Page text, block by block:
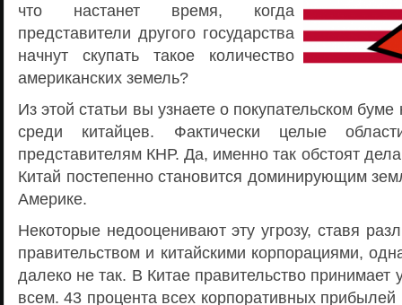
что настанет время, когда
представители другого государства
начнут скупать такое количество
американских земель?
Из этой статьи вы узнаете о покупательском
среди китайцев. Фактически целые
представителям КНР. Да, именно так обстоят
Китай постепенно становится доминирующим
Америке.
Некоторые недооценивают эту угрозу, ставя
правительством и китайскими корпорациями,
далеко не так. В Китае правительство принимает
всем. 43 процента всех корпоративных прибылей